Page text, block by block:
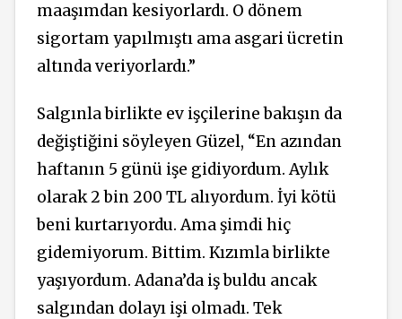
maaşımdan kesiyorlardı. O dönem
sigortam yapılmıştı ama asgari ücretin
altında veriyorlardı.”
Salgınla birlikte ev işçilerine bakışın da
değiştiğini söyleyen Güzel, “En azından
haftanın 5 günü işe gidiyordum. Aylık
olarak 2 bin 200 TL alıyordum. İyi kötü
beni kurtarıyordu. Ama şimdi hiç
gidemiyorum. Bittim. Kızımla birlikte
yaşıyordum. Adana’da iş buldu ancak
salgından dolayı işi olmadı. Tek